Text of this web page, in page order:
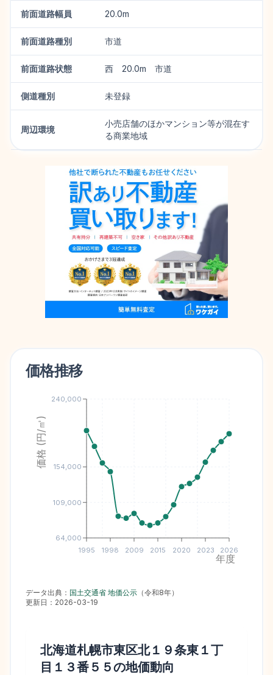
前面道路幅員 20.0m
前面道路種別 市道
前面道路状態 西 20.0m 市道
側道種別 未登録
周辺環境
小売店舗のほかマンション等が混在す
る商業地域
価格推移
1995 1998 2009 2015 2020 2023 2026
年度
64,000
109,000
154,000
240,000
価格 (円/㎡)
データ出典： 国土交通省 地価公示 （令和8年）
更新日： 2026-03-19
北海道札幌市東区北１９条東１丁
目１３番５５の地価動向